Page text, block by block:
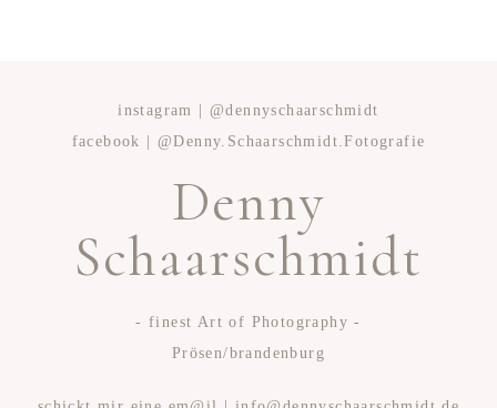
instagram | @dennyschaarschmidt
facebook | @Denny.Schaarschmidt.Fotografie
Denny
Schaarschmidt
- finest Art of Photography -
Prösen/brandenburg